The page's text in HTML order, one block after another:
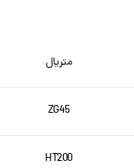
متریال
ZG45
HT200